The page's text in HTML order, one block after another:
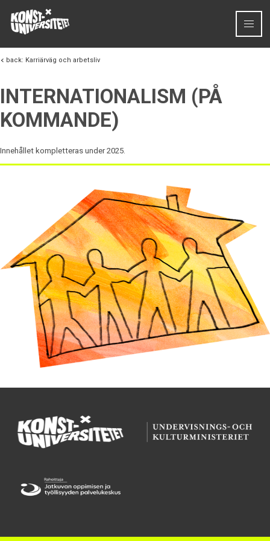
Skip to content
back: Karriärväg och arbetsliv
INTERNATIONALISM (PÅ
KOMMANDE)
Innehållet kompletteras under 2025.